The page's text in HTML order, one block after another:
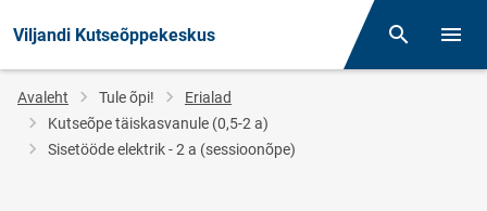
Viljandi Kutseõppekeskus Otsing
Jälglink
Avaleht Tule õpi!
Erialad
Kutseõpe täiskasvanule (0,5-2 a)
Sisetööde elektrik - 2 a (sessioonõpe)